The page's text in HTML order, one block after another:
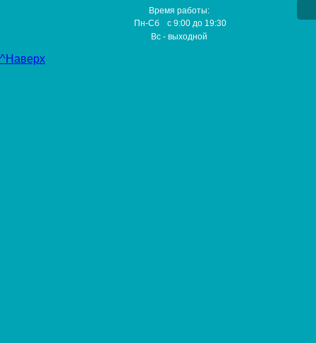
Время работы:
Пн-Сб
с9:00 до 19:30
Вс - выходной
^Наверх